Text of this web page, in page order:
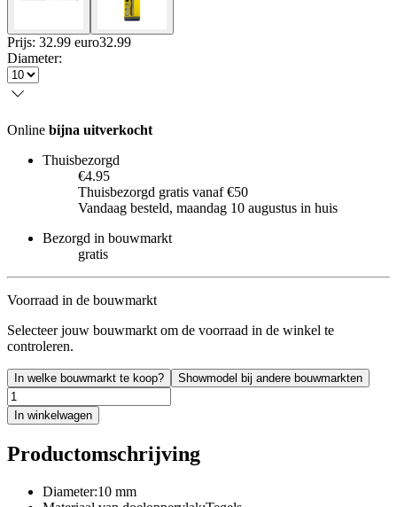
Prijs: 32.99 euro32.99
Diameter:
Online bijna uitverkocht
Thuisbezorgd
€4.95
Thuisbezorgd gratis vanaf €50
Vandaag besteld, maandag 10 augustus in huis
Bezorgd in bouwmarkt
gratis
Voorraad in de bouwmarkt
Selecteer jouw bouwmarkt om de voorraad in de winkel te
controleren.
In welke bouwmarkt te koop? Showmodel bij andere bouwmarkten
In winkelwagen
Productomschrijving
Diameter:10 mm